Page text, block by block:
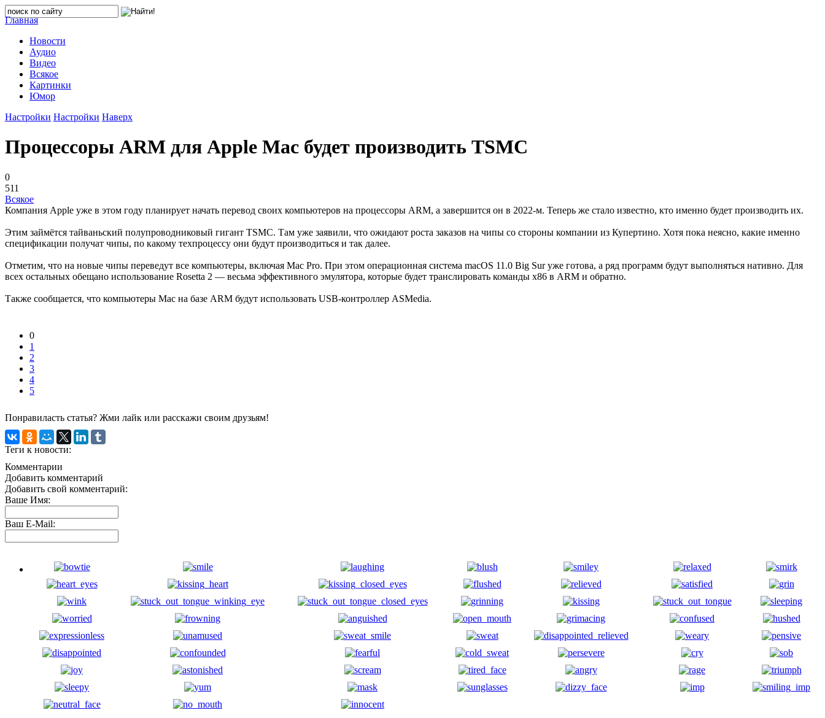
Главная
Новости
Аудио
Видео
Всякое
Картинки
Юмор
Настройки Настройки Наверх
Процессоры ARM для Apple Mac будет производить TSMC
0
511
Всякое
Компания Apple уже в этом году планирует начать перевод своих компьютеров на процессоры ARM, а завершится он в 2022-м. Теперь же стало известно, кто именно будет производить их.
Этим займётся тайваньский полупроводниковый гигант TSMC. Там уже заявили, что ожидают роста заказов на чипы со стороны компании из Купертино. Хотя пока неясно, какие именно
спецификации получат чипы, по какому техпроцессу они будут производиться и так далее.
Отметим, что на новые чипы переведут все компьютеры, включая Mac Pro. При этом операционная система macOS 11.0 Big Sur уже готова, а ряд программ будут выполняться нативно. Для
всех остальных обещано использование Rosetta 2 — весьма эффективного эмулятора, которые будет транслировать команды x86 в ARM и обратно.
Также сообщается, что компьютеры Mac на базе ARM будут использовать USB-контроллер ASMedia.
0
1
2
3
4
5
Понравиласть статья? Жми лайк или расскажи своим друзьям!
Теги к новости:
Комментарии
Добавить комментарий
Добавить свой комментарий:
Ваше Имя:
Ваш E-Mail: